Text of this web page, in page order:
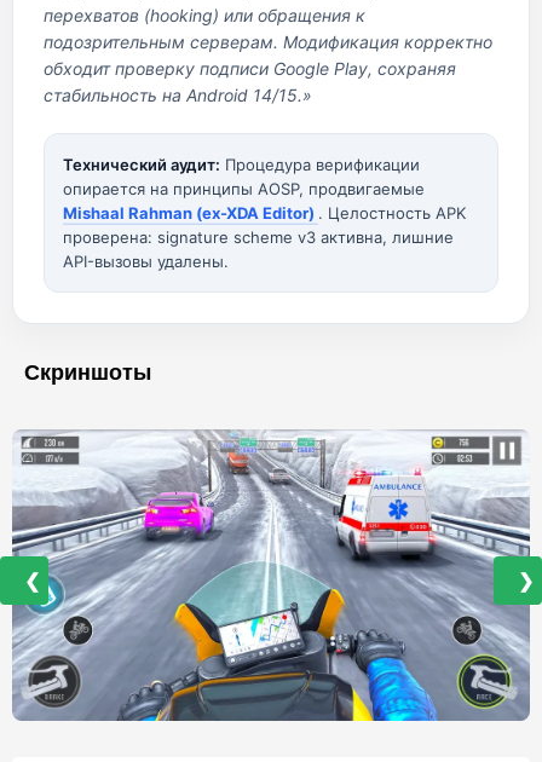
перехватов (hooking) или обращения к
подозрительным серверам. Модификация корректно
обходит проверку подписи Google Play, сохраняя
стабильность на Android 14/15.»
Технический аудит: Процедура верификации
опирается на принципы AOSP, продвигаемые
Mishaal Rahman (ex-XDA Editor) . Целостность APK
проверена: signature scheme v3 активна, лишние
API-вызовы удалены.
Скриншоты
❮ ❯